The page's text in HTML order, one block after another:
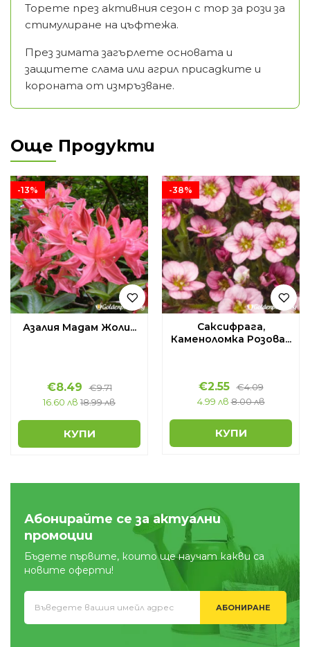
Торете през активния сезон с тор за рози за
стимулиране на цъфтежа.
През зимата загърлете основата и
защитете слама или агрил присадките и
короната от измръзване.
Още Продукти
-13%
Азалия Мадам Жоли...
€8.49 €9.71
16.60 лв 18.99 лв
КУПИ
-38%
Саксифрага,
Каменоломка Розова...
€2.55 €4.09
4.99 лв 8.00 лв
КУПИ
Абонирайте се за актуални
промоции
Бъдете първите, които ще научат какви са
новите оферти!
АБОНИРАНЕ